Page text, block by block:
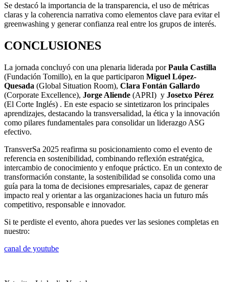
Se destacó la importancia de la transparencia, el uso de métricas
claras y la coherencia narrativa como elementos clave para evitar el
greenwashing y generar confianza real entre los grupos de interés.
CONCLUSIONES
La jornada concluyó con una plenaria liderada porPaula Castilla
(Fundación Tomillo), en la que participaron Miguel López-
Quesada (Global Situation Room), Clara Fontán Gallardo
(Corporate Excellence), Jorge Aliende (APRI) y Josetxo Pérez
(El Corte Inglés) . En este espacio se sintetizaron los principales
aprendizajes, destacando la transversalidad, la ética y la innovación
como pilares fundamentales para consolidar un liderazgo ASG
efectivo.
TransverSa 2025 reafirma su posicionamiento como el evento de
referencia en sostenibilidad, combinando reflexión estratégica,
intercambio de conocimiento y enfoque práctico. En un contexto de
transformación constante, la sostenibilidad se consolida como una
guía para la toma de decisiones empresariales, capaz de generar
impacto real y orientar a las organizaciones hacia un futuro más
competitivo, responsable e innovador.
Si te perdiste el evento, ahora puedes ver las sesiones completas en
nuestro:
canal de youtube